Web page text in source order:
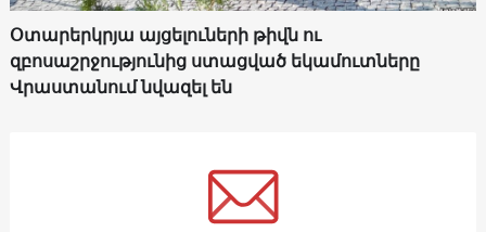
Օտարերկրյա այցելուների թիվն ու
զբոսաշրջությունից ստացված եկամուտները
Վրաստանում նվազել են